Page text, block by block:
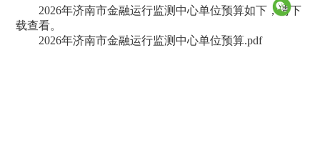
2026年济南市金融运行监测中心单位预算如下，请下
载查看。
2026年济南市金融运行监测中心单位预算.pdf